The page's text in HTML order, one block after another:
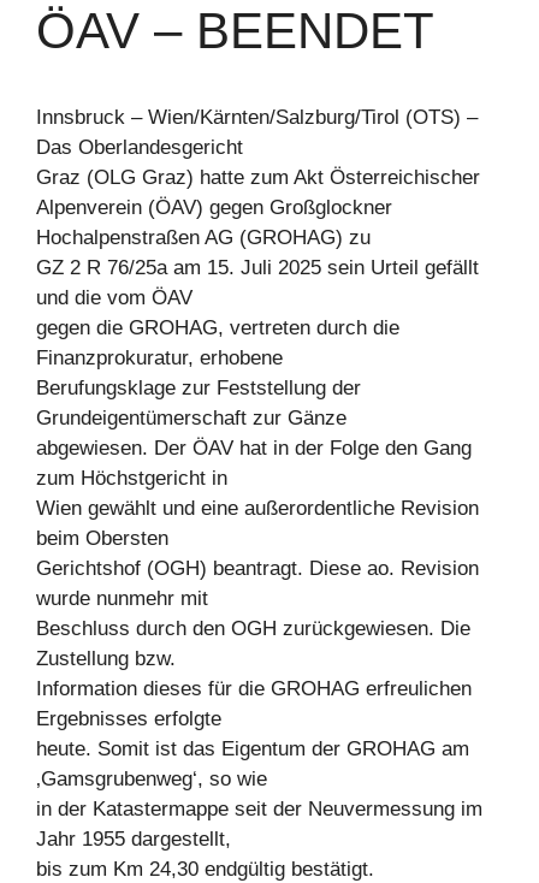
AV – BEENDET
Innsbruck – Wien/Kärnten/Salzburg/Tirol (OTS) –
Das Oberlandesgericht
Graz (OLG Graz) hatte zum Akt Österreichischer
Alpenverein (ÖAV) gegen Großglockner
Hochalpenstraßen AG (GROHAG) zu
GZ 2 R 76/25a am 15. Juli 2025 sein Urteil gefällt
und die vom ÖAV
gegen die GROHAG, vertreten durch die
Finanzprokuratur, erhobene
Berufungsklage zur Feststellung der
Grundeigentümerschaft zur Gänze
abgewiesen. Der ÖAV hat in der Folge den Gang
zum Höchstgericht in
Wien gewählt und eine außerordentliche Revision
beim Obersten
Gerichtshof (OGH) beantragt. Diese ao. Revision
wurde nunmehr mit
Beschluss durch den OGH zurückgewiesen. Die
Zustellung bzw.
Information dieses für die GROHAG erfreulichen
Ergebnisses erfolgte
heute. Somit ist das Eigentum der GROHAG am
‚Gamsgrubenweg‘, so wie
in der Katastermappe seit der Neuvermessung im
Jahr 1955 dargestellt,
bis zum Km 24,30 endgültig bestätigt.